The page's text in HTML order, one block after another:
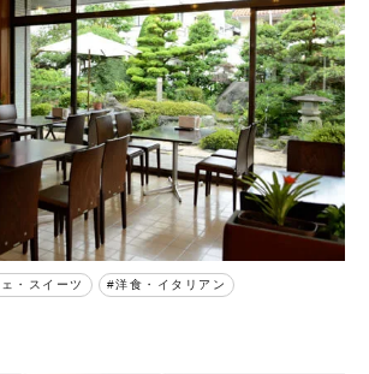
・スイーツ 洋食・イタリアン